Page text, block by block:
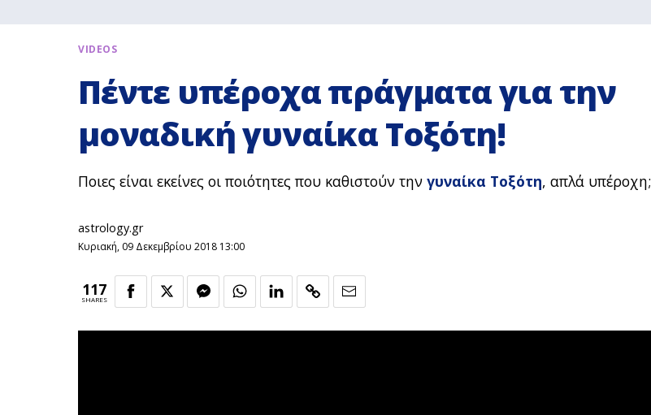
VIDEOS
Πέντε υπέροχα πράγματα για την
μοναδική γυναίκα Τοξότη!
Ποιες είναι εκείνες οι ποιότητες που καθιστούν την γυναίκα Τοξότη, απλά υπέροχη;
astrology.gr
Κυριακή, 09 Δεκεμβρίου 2018 13:00
117
SHARES